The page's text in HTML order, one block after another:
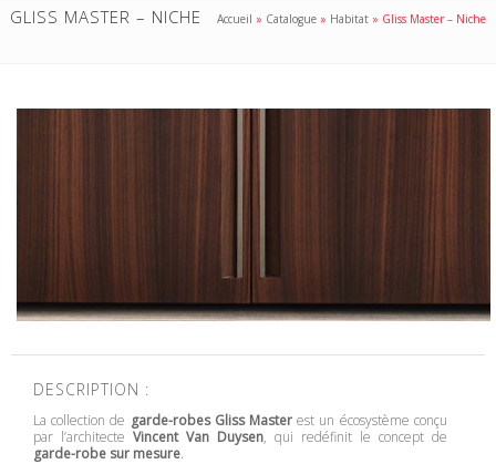
GLISS MASTER – NICHE Accueil » Catalogue » Habitat » Gliss Master – Niche
DESCRIPTION :
La collection de garde-robes Gliss Masterest un écosystème conçu
par l’architecte Vincent Van Duysen, qui redéfinit le concept de
garde-robe sur mesure.